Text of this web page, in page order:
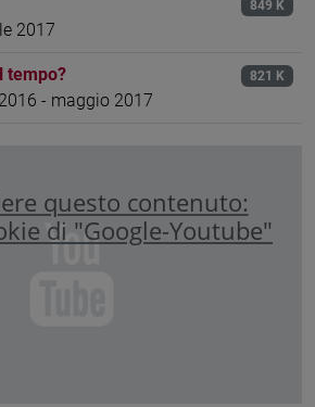
2017
849 K
tempo?
- maggio 2017
821 K
questo contenuto:
di "Google-Youtube"